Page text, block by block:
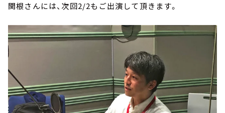
関根さんには、次回2/2もご出演して頂きます。